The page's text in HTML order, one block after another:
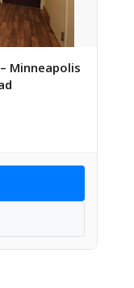
Minneapolis